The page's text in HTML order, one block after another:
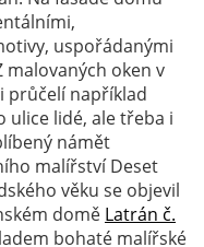
uspořádanými
malovaných oken v
průčelí například
ulice lidé, ale třeba i
námět
malířství Deset
věku se objevil
domě Latrán č.
bohaté malířské